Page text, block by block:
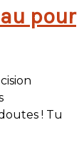
pour
! Tu